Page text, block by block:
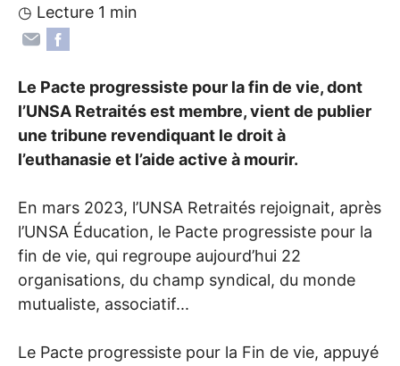
◷ Lecture 1 min
Le Pacte progressiste pour la fin de vie, dont
l’UNSA Retraités est membre, vient de publier
une tribune revendiquant le droit à
l’euthanasie et l’aide active à mourir.
En mars 2023, l’UNSA Retraités rejoignait, après
l’UNSA Éducation, le Pacte progressiste pour la
fin de vie, qui regroupe aujourd’hui 22
organisations, du champ syndical, du monde
mutualiste, associatif...
Le Pacte progressiste pour la Fin de vie, appuyé